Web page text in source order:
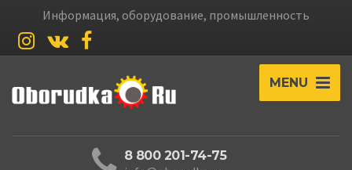
Информация, оборудование, промышленность
MENU
8 800 201-74-75